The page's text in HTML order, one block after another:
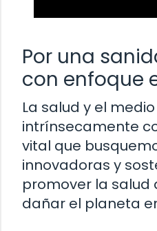
Por una
con enfoque
La salud y el
intrínsecamente
vital que
innovadoras y
promover la salud
dañar el planeta